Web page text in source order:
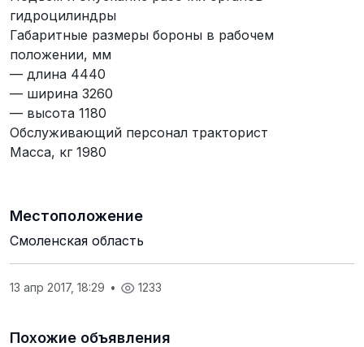
гидроцилиндры
Габаритные размеры бороны в рабочем
положении, мм
— длина 4440
— ширина 3260
— высота 1180
Обслуживающий персонал тракторист
Масса, кг 1980
Местоположение
Смоленская область
13 апр 2017, 18:29 • 1233
Похожие объявления